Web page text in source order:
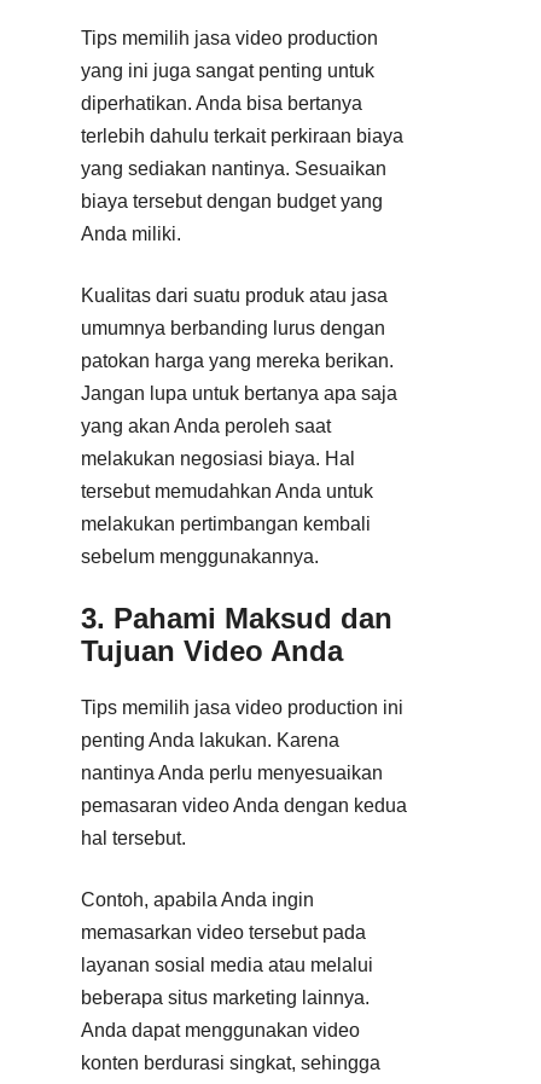
Tips memilih jasa video production
yang ini juga sangat penting untuk
diperhatikan. Anda bisa bertanya
terlebih dahulu terkait perkiraan biaya
yang sediakan nantinya. Sesuaikan
biaya tersebut dengan budget yang
Anda miliki.
Kualitas dari suatu produk atau jasa
umumnya berbanding lurus dengan
patokan harga yang mereka berikan.
Jangan lupa untuk bertanya apa saja
yang akan Anda peroleh saat
melakukan negosiasi biaya. Hal
tersebut memudahkan Anda untuk
melakukan pertimbangan kembali
sebelum menggunakannya.
3. Pahami Maksud dan
Tujuan Video Anda
Tips memilih jasa video production ini
penting Anda lakukan. Karena
nantinya Anda perlu menyesuaikan
pemasaran video Anda dengan kedua
hal tersebut.
Contoh, apabila Anda ingin
memasarkan video tersebut pada
layanan sosial media atau melalui
beberapa situs marketing lainnya.
Anda dapat menggunakan video
konten berdurasi singkat, sehingga